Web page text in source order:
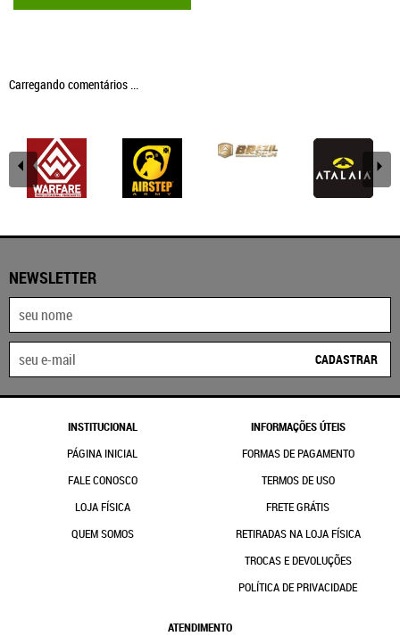
Carregando comentários ...
NEWSLETTER
CADASTRAR
INSTITUCIONAL
PÁGINA INICIAL
FALE CONOSCO
LOJA FÍSICA
QUEM SOMOS
INFORMAÇÕES ÚTEIS
FORMAS DE PAGAMENTO
TERMOS DE USO
FRETE GRÁTIS
RETIRADAS NA LOJA FÍSICA
TROCAS E DEVOLUÇÕES
POLÍTICA DE PRIVACIDADE
ATENDIMENTO